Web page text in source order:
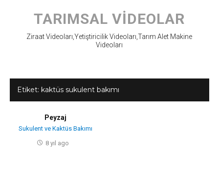
content
TARIMSAL VIDEOLAR
Ziraat Videoları,Yetiştiricilik Videoları,Tarım Alet Makine
Videoları
Etiket: kaktüs sukulent bakımı
Peyzaj
Sukulent ve Kaktüs Bakımı
8 yıl ago